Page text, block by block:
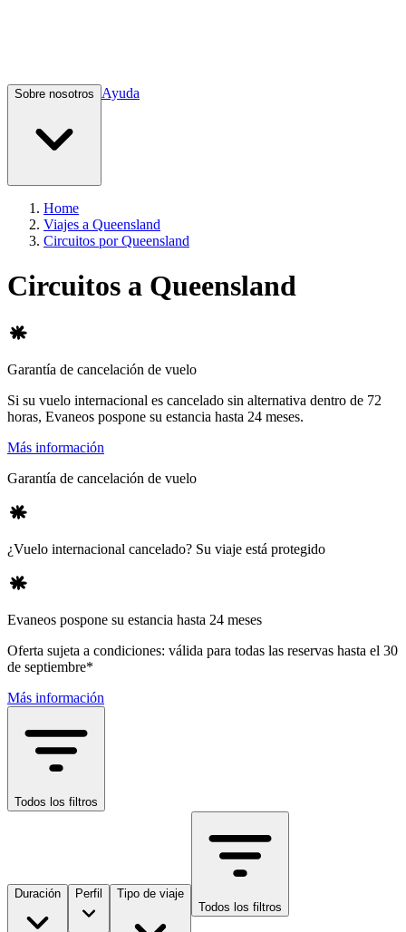
Sobre nosotros Ayuda
Home
Viajes a Queensland
Circuitos por Queensland
Circuitos a Queensland
Garantía de cancelación de vuelo
Si su vuelo internacional es cancelado sin alternativa dentro de 72
horas, Evaneos pospone su estancia hasta 24 meses.
Más información
Garantía de cancelación de vuelo
¿Vuelo internacional cancelado? Su viaje está protegido
Evaneos pospone su estancia hasta 24 meses
Oferta sujeta a condiciones: válida para todas las reservas hasta el 30
de septiembre*
Más información
Todos los filtros
Duración Perfil
Tipo de viaje
Todos los filtros